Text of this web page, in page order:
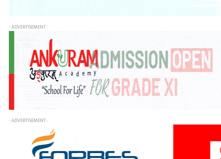
- ADVERTISEMENT -
- ADVERTISEMENT -